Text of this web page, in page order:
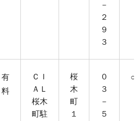
－
２
９
３
有
料
ＣＩ
ＡＬ
桜木
町駐
桜
木
町
１
０
３
－
５
○